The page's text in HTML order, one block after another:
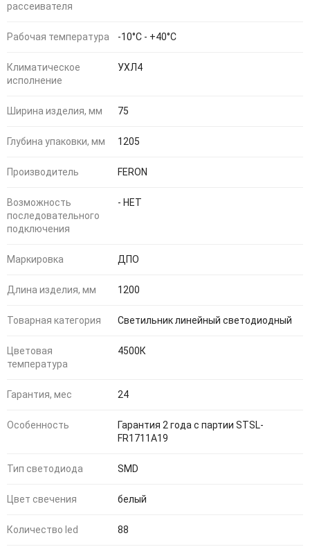
рассеивателя
Рабочая температура -10°C - +40°C
Климатическое
исполнение
УХЛ4
Ширина изделия, мм 75
Глубина упаковки, мм 1205
Производитель FERON
Возможность
последовательного
подключения
- НЕТ
Маркировка ДПО
Длина изделия, мм 1200
Товарная категория Светильник линейный светодиодный
Цветовая
температура
4500К
Гарантия, мес 24
Особенность
Гарантия 2 года с партии STSL-
FR1711A19
Тип светодиода SMD
Цвет свечения белый
Количество led 88